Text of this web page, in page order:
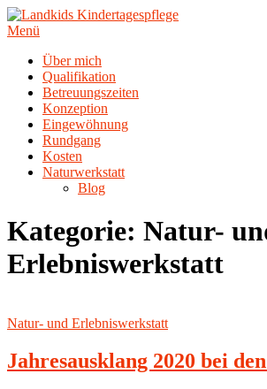
Zum
Inhalt
Menü
Über mich
Qualifikation
Betreuungszeiten
Konzeption
Eingewöhnung
Rundgang
Kosten
Naturwerkstatt
Blog
Kategorie: Natur-
Erlebniswerkstatt
Natur- und Erlebniswerkstatt
Jahresausklang 2020 bei